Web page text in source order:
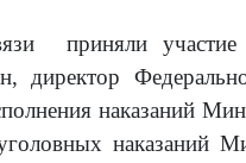
приняли
наказаний
наказаний